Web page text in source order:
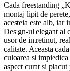
Cada freestanding
montaj lipit de
acesteia este alb, iar
Design-ul elegant al
usor de intretinut,
calitate. Aceasta
culoarea si
aspect curat si placut